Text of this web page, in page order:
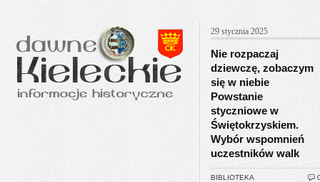
29 stycznia 2025
Nie rozpaczaj
dziewczę, zobaczym
się w niebie
Powstanie
styczniowe w
Świętokrzyskiem.
Wybór wspomnień
uczestników walk
BIBLIOTEKA